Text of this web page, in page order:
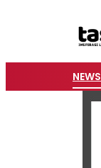
NEWS